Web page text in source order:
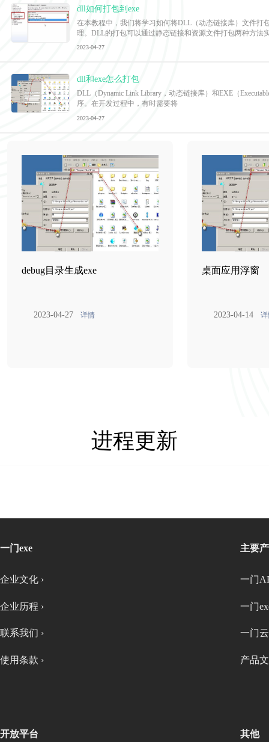
dll如何打包到exe
在本教程中，我们将学习如何将DLL（动态链接库）文件打
理。DLL的打包可以通过静态链接和资源文件打包两种方法
2023-04-27
dll和exe怎么打包
DLL（Dynamic Link Library，动态链接库）和EXE（
序。在开发过程中，有时需要将
2023-04-27
debug目录生成exe
2023-04-27 详情
桌面应用浮窗
2023-04-14 详
进程更新
一门exe
企业文化 ›
企业历程 ›
联系我们 ›
使用条款 ›
主要
一门
一门
一门
产品
开放平台 其他